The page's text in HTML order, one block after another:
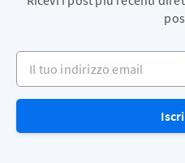
Il tuo indirizzo email